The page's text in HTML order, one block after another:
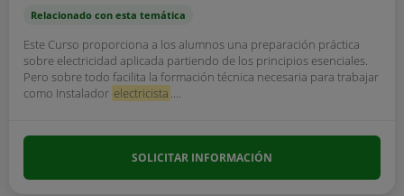
Relacionado con esta temática
Este Curso proporciona a los alumnos una preparación práctica
sobre electricidad aplicada partiendo de los principios esenciales.
Pero sobre todo facilita la formación técnica necesaria para trabajar
como Instalador electricista ....
SOLICITAR INFORMACIÓN